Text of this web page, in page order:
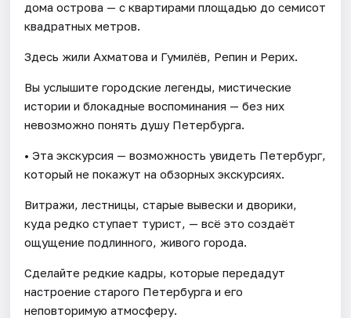
дома острова — с квартирами площадью до семисот
квадратных метров.
Здесь жили Ахматова и Гумилёв, Репин и Рерих.
Вы услышите городские легенды, мистические
истории и блокадные воспоминания — без них
невозможно понять душу Петербурга.
• Эта экскурсия — возможность увидеть Петербург,
который не покажут на обзорных экскурсиях.
Витражи, лестницы, старые вывески и дворики,
куда редко ступает турист, — всё это создаёт
ощущение подлинного, живого города.
Сделайте редкие кадры, которые передадут
настроение старого Петербурга и его
неповторимую атмосферу.